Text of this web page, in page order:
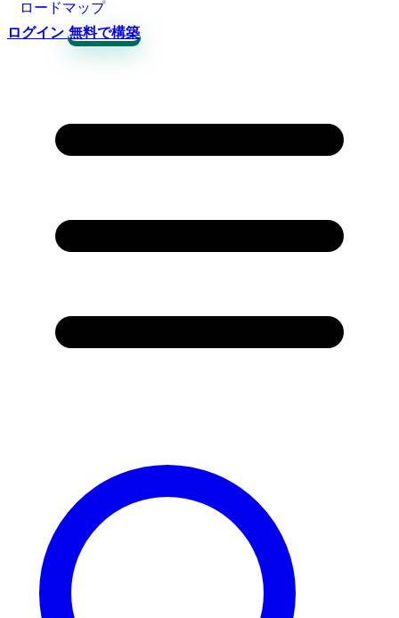
ロードマップ
ログイン 無料で構築